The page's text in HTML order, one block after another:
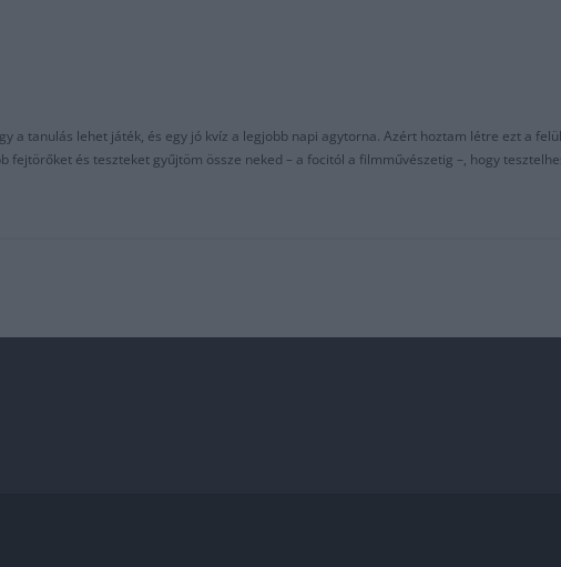
a tanulás lehet játék, és egy jó kvíz a legjobb napi agytorna. Azért hoztam létre ezt a
és teszteket gyűjtöm össze neked – a focitól a filmművészetig –, hogy